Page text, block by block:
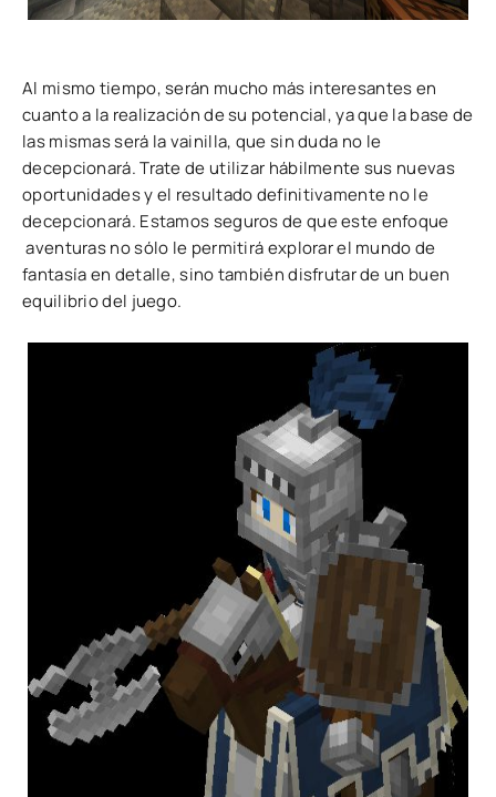
Al mismo tiempo, serán mucho más interesantes en
cuanto a la realización de su potencial, ya que la base de
las mismas será la vainilla, que sin duda no le
decepcionará. Trate de utilizar hábilmente sus nuevas
oportunidades y el resultado definitivamente no le
decepcionará. Estamos seguros de que este enfoque
aventuras no sólo le permitirá explorar el mundo de
fantasía en detalle, sino también disfrutar de un buen
equilibrio del juego.